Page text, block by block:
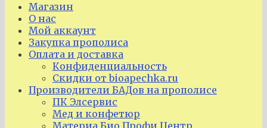
Магазин
О нас
Мой аккаунт
Закупка прополиса
Оплата и доставка
Конфиденциальность
Скидки от bioapechka.ru
Производители БАДов на прополисе
ПК Элсервис
Мед и конфетюр
Материа Био Профи Центр